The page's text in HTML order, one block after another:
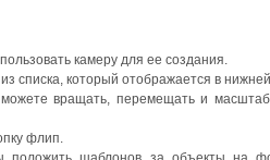
камеру для ее создания.
списка, который отображается в
вращать, перемещать и
флип.